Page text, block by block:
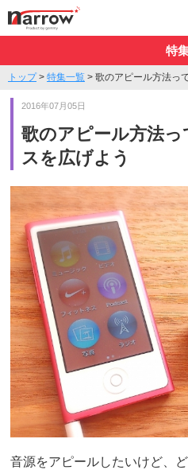
特
トップ> 特集一覧 > 歌のアピール方法っ
2016年07月05日
歌のアピール方法
スを広げよう
音源をアピールしたいけど、